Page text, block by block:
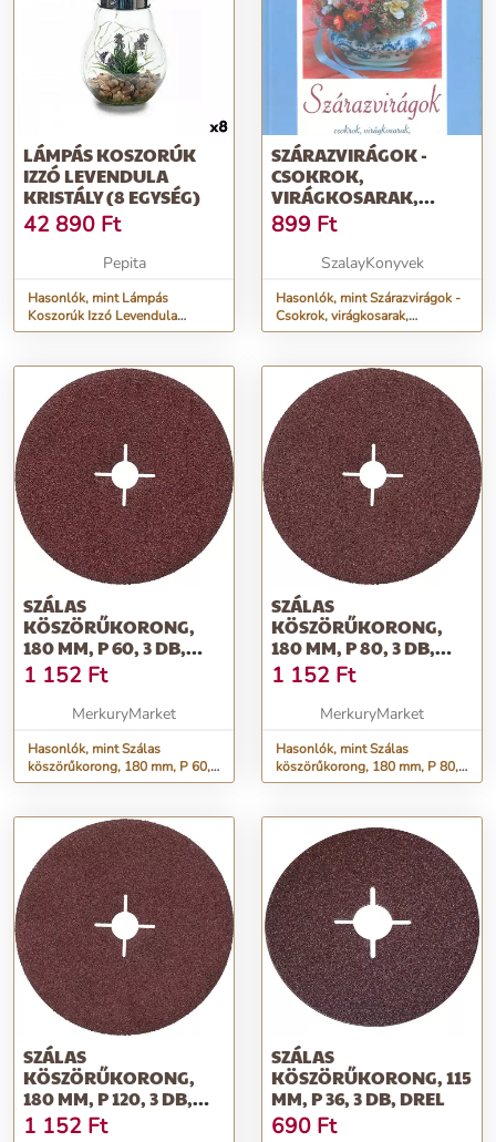
LÁMPÁS KOSZORÚK
IZZÓ LEVENDULA
KRISTÁLY (8 EGYSÉG)
42 890 Ft
Pepita
Hasonlók, mint Lámpás
Koszorúk Izzó Levendula
Kristály (8 egység)
SZÁRAZVIRÁGOK -
CSOKROK,
VIRÁGKOSARAK,
KOSZORÚK,
BOKRÉTÁK / ROSEMIE
STROBEL-SCHULZE /
899 Ft
SzalayKonyvek
Hasonlók, mint Szárazvirágok -
Csokrok, virágkosarak,
koszorúk, bokréták / Rosemie
sérült /
SZÁLAS
KÖSZÖRŰKORONG,
180 MM, P 60, 3 DB,
DREL
1 152 Ft
MerkuryMarket
Hasonlók, mint Szálas
köszörűkorong, 180 mm, P 60,
3 db, Drel
SZÁLAS
KÖSZÖRŰKORONG,
180 MM, P 80, 3 DB,
DREL
1 152 Ft
MerkuryMarket
Hasonlók, mint Szálas
köszörűkorong, 180 mm, P 80,
3 db, Drel
SZÁLAS
KÖSZÖRŰKORONG,
180 MM, P 120, 3 DB,
DREL
1 152 Ft
SZÁLAS
KÖSZÖRŰKORONG, 115
MM, P 36, 3 DB, DREL
690 Ft